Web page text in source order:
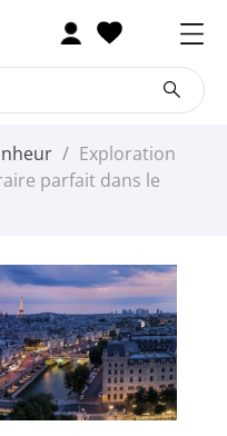
Exploration
parfait dans le